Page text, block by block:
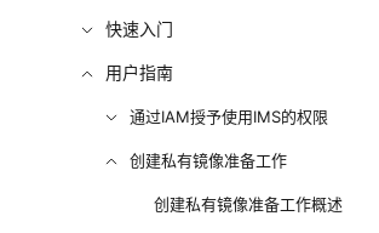
快速入门
用户指南
通过IAM授予使用IMS的权限
创建私有镜像准备工作
创建私有镜像准备工作概述